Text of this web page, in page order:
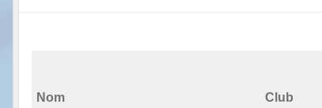
Nom Club